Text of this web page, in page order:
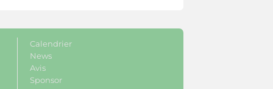
Calendrier
News
Avis
Sponsor